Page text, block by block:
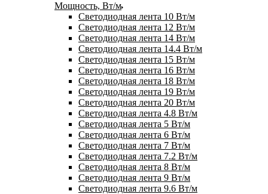
Мощность, Вт/м
Светодиодная лента 10 Вт/м
Светодиодная лента 12 Вт/м
Светодиодная лента 14 Вт/м
Светодиодная лента 14.4 Вт/м
Светодиодная лента 15 Вт/м
Светодиодная лента 16 Вт/м
Светодиодная лента 18 Вт/м
Светодиодная лента 19 Вт/м
Светодиодная лента 20 Вт/м
Светодиодная лента 4.8 Вт/м
Светодиодная лента 5 Вт/м
Светодиодная лента 6 Вт/м
Светодиодная лента 7 Вт/м
Светодиодная лента 7.2 Вт/м
Светодиодная лента 8 Вт/м
Светодиодная лента 9 Вт/м
Светодиодная лента 9.6 Вт/м